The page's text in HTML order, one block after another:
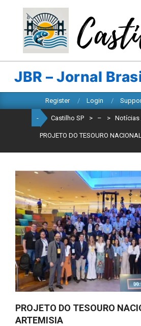
content
CASTILHO
SP
JBR – Jornal
Navigation
Register Login
- Castilho SP > – > Notícias
PROJETO DO TESOURO
PROJETO DO TESOURO
ARTEMISIA